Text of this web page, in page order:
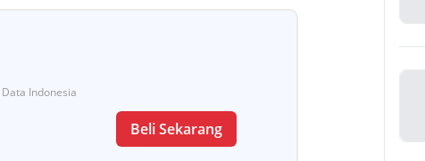
Indonesia
Beli Sekarang